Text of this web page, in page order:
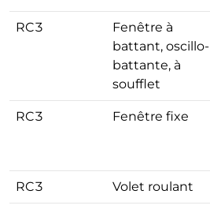
RC3
Fenêtre à
battant, oscillo-
battante, à
soufflet
RC3 Fenêtre fixe
RC3 Volet roulant